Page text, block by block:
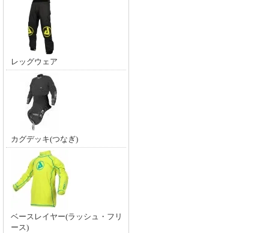
レッグウェア
カグデッキ(つなぎ)
ベースレイヤー(ラッシュ・フリ
ース)